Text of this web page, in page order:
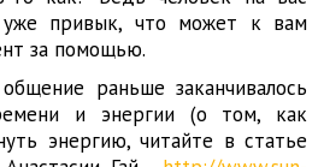
уже привык, что может к вам
за помощью.
раньше заканчивалось
и энергии (о том, как
энергию, читайте в статье